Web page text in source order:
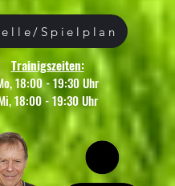
Spielplan
Trainigszeiten:
18:00 - 19:30 Uhr
18:00 - 19:30 Uhr